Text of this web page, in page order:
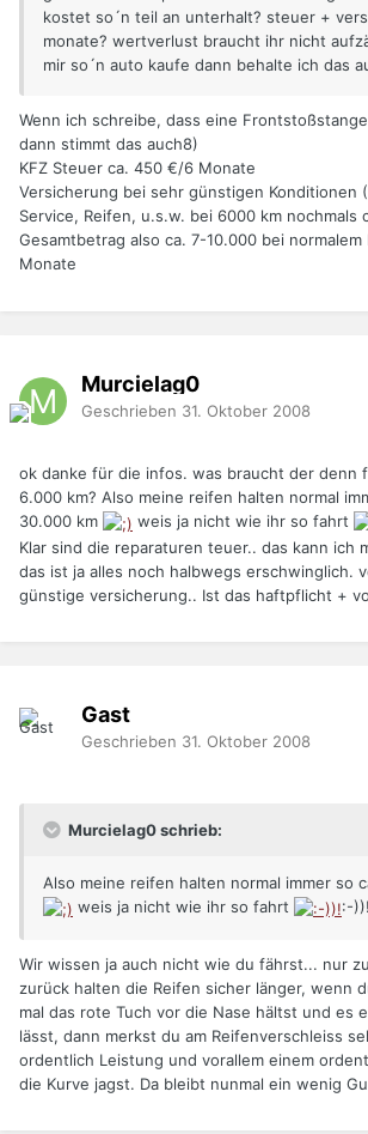
kostet so´n teil an unterhalt? steuer +
monate? wertverlust braucht ihr nicht
mir so´n auto kaufe dann behalte ich das
Wenn ich schreibe, dass eine
dann stimmt das auch8)
KFZ Steuer ca. 450 €/6 Monate
Versicherung bei sehr günstigen Konditionen
Service, Reifen, u.s.w. bei 6000 km nochmals
Gesamtbetrag also ca. 7-10.000 bei
Monate
Murcielag0
Geschrieben 31. Oktober 2008
ok danke für die infos. was braucht der denn
6.000 km? Also meine reifen halten normal
30.000 km
weis ja nicht wie ihr so fahrt
Klar sind die reparaturen teuer.. das kann ich
das ist ja alles noch halbwegs erschwinglich.
günstige versicherung.. Ist das haftpflicht +
Gast
Geschrieben 31. Oktober 2008
Murcielag0 schrieb:
Also meine reifen halten normal immer so
weis ja nicht wie ihr so fahrt
:-))!
Wir wissen ja auch nicht wie du fährst... nur
zurück halten die Reifen sicher länger, wenn
mal das rote Tuch vor die Nase hältst und es
lässt, dann merkst du am Reifenverschleiss
ordentlich Leistung und vorallem einem
die Kurve jagst. Da bleibt nunmal ein wenig